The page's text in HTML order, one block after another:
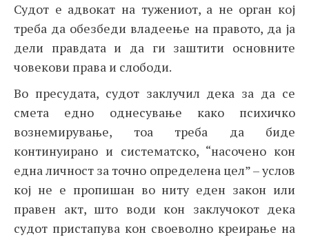
Судот е адвокат на тужениот, а не орган кој
треба да обезбеди владеење на правото, да ја
дели правдата и да ги заштити основните
човекови права и слободи.
Во пресудата, судот заклучил дека за да се
смета едно однесување како психичко
вознемирување, тоа треба да биде
континуирано и систематско, “насочено кон
една личност за точно определена цел” – услов
кој не е пропишан во ниту еден закон или
правен акт, што води кон заклучокот дека
судот пристапува кон своеволно креирање на